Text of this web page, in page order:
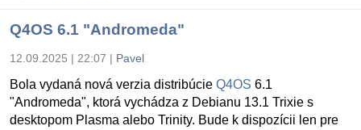
Q4OS 6.1 "Andromeda"
12.09.2025 | 22:07 | Pavel
Bola vydaná nová verzia distribúcie Q4OS 6.1
"Andromeda", ktorá vychádza z Debianu 13.1 Trixie s
desktopom Plasma alebo Trinity. Bude k dispozícii len pre